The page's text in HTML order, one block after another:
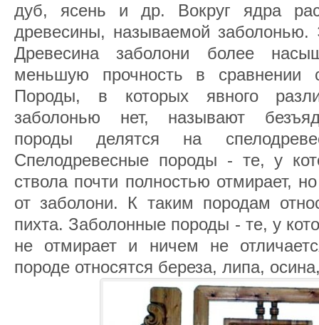
дуб, ясень и др. Вокруг ядра
древесины, называемой
Древесина заболони более
меньшую прочность в сравнении
Породы, в которых явного
заболонью нет, называют
породы делятся на
Спелодревесные породы - те, у
ствола почти полностью отмирает,
от заболони. К таким породам
пихта. Заболонные породы - те, у
не отмирает и ничем не
породе относятся береза, липа,